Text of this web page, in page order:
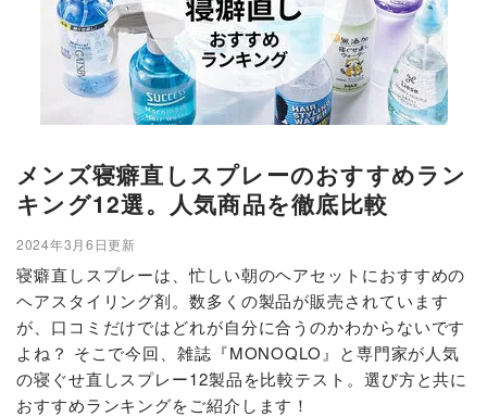
メンズ寝癖直しスプレーのおすすめラン
キング12選。人気商品を徹底比較
2024年3月6日更新
寝癖直しスプレーは、忙しい朝のヘアセットにおすすめの
ヘアスタイリング剤。数多くの製品が販売されています
が、口コミだけではどれが自分に合うのかわからないです
よね？ そこで今回、雑誌『MONOQLO』と専門家が人気
の寝ぐせ直しスプレー12製品を比較テスト。選び方と共に
おすすめランキングをご紹介します！